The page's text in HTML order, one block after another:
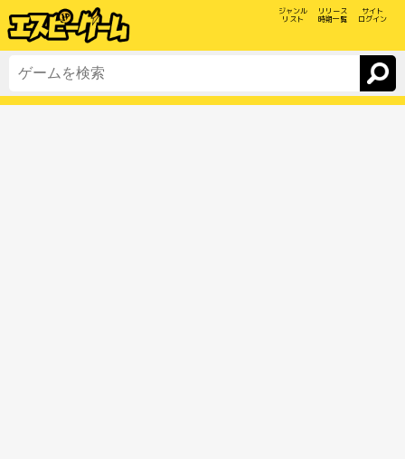
ジャンル
リスト
リリース
時期一覧
サイト
ログイン